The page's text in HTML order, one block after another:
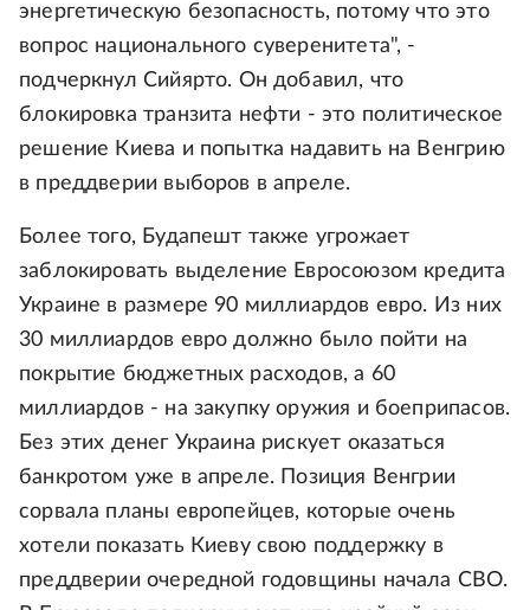
энергетическую безопасность, потому что это
вопрос национального суверенитета", -
подчеркнул Сийярто. Он добавил, что
блокировка транзита нефти - это политическое
решение Киева и попытка надавить на Венгрию
в преддверии выборов в апреле.
Более того, Будапешт также угрожает
заблокировать выделение Евросоюзом кредита
Украине в размере 90 миллиардов евро. Из них
30 миллиардов евро должно было пойти на
покрытие бюджетных расходов, а 60
миллиардов - на закупку оружия и боеприпасов.
Без этих денег Украина рискует оказаться
банкротом уже в апреле. Позиция Венгрии
сорвала планы европейцев, которые очень
хотели показать Киеву свою поддержку в
преддверии очередной годовщины начала СВО.